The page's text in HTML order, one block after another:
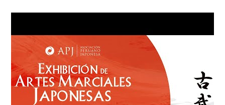
Teatro Peruano Japonés